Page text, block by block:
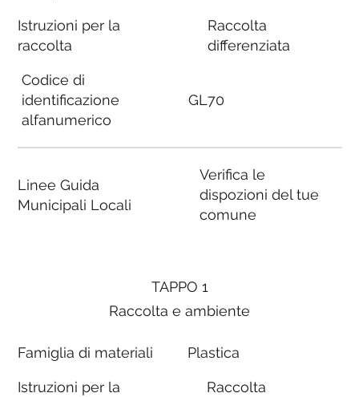
Istruzioni per la
raccolta
Codice di
identificazione
alfanumerico
Linee Guida
Municipali Locali
Raccolta
differenziata
GL70
Verifica le
dispozioni del tue
comune
TAPPO 1
Raccolta e ambiente
Famiglia di materiali
Istruzioni per la
Plastica
Raccolta